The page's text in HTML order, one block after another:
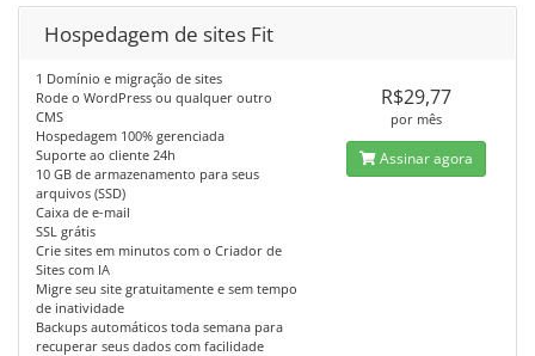
Hospedagem de sites Fit
1 Domínio e migração de sites
Rode o WordPress ou qualquer outro
CMS
Hospedagem 100% gerenciada
Suporte ao cliente 24h
10 GB de armazenamento para seus
arquivos (SSD)
Caixa de e-mail
SSL grátis
Crie sites em minutos com o Criador de
Sites com IA
Migre seu site gratuitamente e sem tempo
de inatividade
Backups automáticos toda semana para
recuperar seus dados com facilidade
R$29,77
por mês
Assinar agora